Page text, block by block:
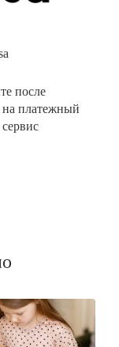
после
на платежный